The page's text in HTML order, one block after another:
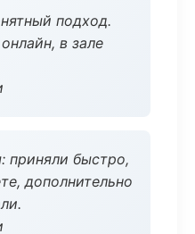
подход.
в зале
приняли быстро,
дополнительно